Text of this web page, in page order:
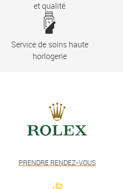
et qualité
Service de soins haute
horlogerie
PRENDRE RENDEZ-VOUS